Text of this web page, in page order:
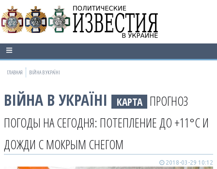
ГЛАВНАЯ ВІЙНА В УКРАЇНІ
ВІЙНА В УКРАЇНІ КАРТА ПРОГНОЗ
ПОГОДЫ НА СЕГОДНЯ: ПОТЕПЛЕНИЕ ДО +11°C И
ДОЖДИ С МОКРЫМ СНЕГОМ
2018-03-29 10:12